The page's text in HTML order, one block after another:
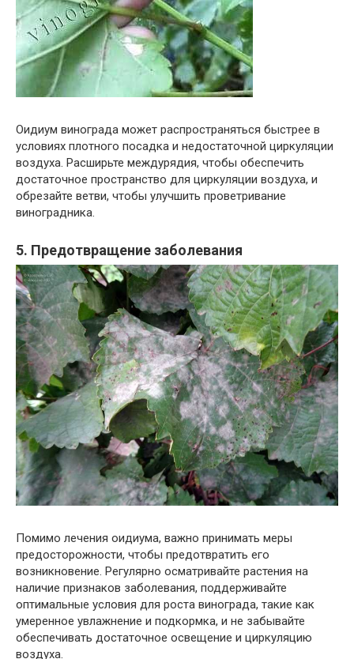
Оидиум винограда может распространяться быстрее в
условиях плотного посадка и недостаточной циркуляции
воздуха. Расширьте междурядия, чтобы обеспечить
достаточное пространство для циркуляции воздуха, и
обрезайте ветви, чтобы улучшить проветривание
виноградника.
5. Предотвращение заболевания
Помимо лечения оидиума, важно принимать меры
предосторожности, чтобы предотвратить его
возникновение. Регулярно осматривайте растения на
наличие признаков заболевания, поддерживайте
оптимальные условия для роста винограда, такие как
умеренное увлажнение и подкормка, и не забывайте
обеспечивать достаточное освещение и циркуляцию
воздуха.